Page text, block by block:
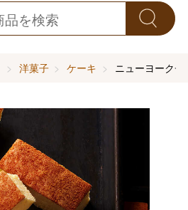
洋菓子 ケーキ ニューヨーク